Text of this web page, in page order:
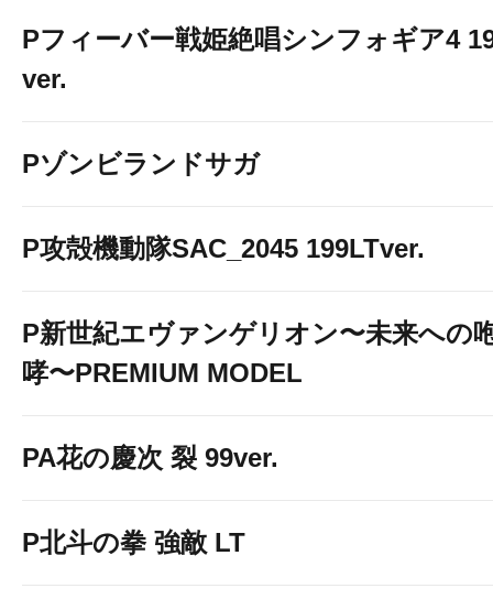
Pフィーバー戦姫絶唱シンフォギア4
ver.
Pゾンビランドサガ
P攻殻機動隊SAC_2045 199LTver.
P新世紀エヴァンゲリオン〜未来への
哮〜PREMIUM MODEL
PA花の慶次 裂 99ver.
P北斗の拳 強敵 LT